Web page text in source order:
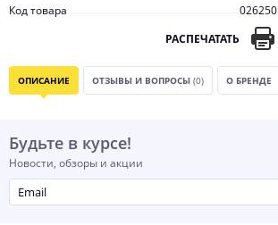
Код товара
026250
РАСПЕЧАТАТЬ
ОПИСАНИЕ ОТЗЫВЫ И ВОПРОСЫ (0) О БРЕНДЕ
Будьте в курсе!
Новости, обзоры и акции